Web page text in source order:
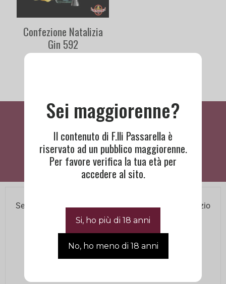
Confezione Natalizia
Gin 592
Cosa Dicono Di Noi
Se hai bisogno di assistenza contatta il nostro Servizio
Clienti agli orari di ufficio.
+390445660505 | info@passarellafratelli.it
Sei maggiorenne?
Il contenuto di F.lli Passarella è
riservato ad un pubblico maggiorenne.
Per favore verifica la tua età per
accedere al sito.